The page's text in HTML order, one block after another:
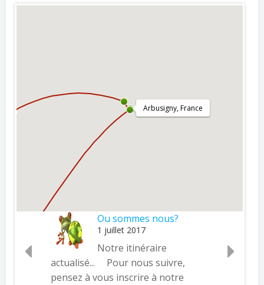
Arbusigny, France
Ou sommes nous?
1 juillet 2017
Notre itinéraire
actualisé... Pour nous suivre,
pensez à vous inscrire à notre